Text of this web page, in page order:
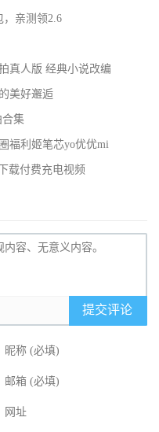
，亲测领2.6
真人版 经典小说改编
美好邂逅
合集
福利姬笔芯yo优优mi
载付费充电视频
提交评论
昵称 (必填)
邮箱 (必填)
网址